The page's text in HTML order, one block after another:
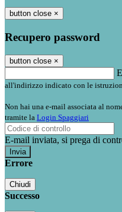
button close ×
Recupero password
button close ×
all'indirizzo indicato con le
Non hai una e-mail associata al
tramite la Login Spaggiari
E-mail inviata, si prega di
Errore
Chiudi
Successo